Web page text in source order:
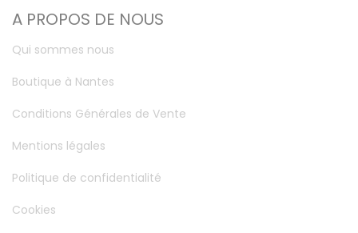
A PROPOS DE NOUS
Qui sommes nous
Boutique à Nantes
Conditions Générales de Vente
Mentions légales
Politique de confidentialité
Cookies